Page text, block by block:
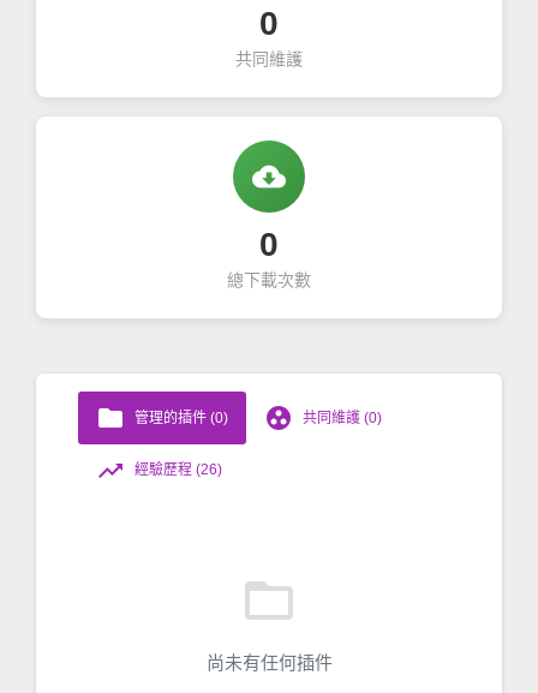
0
共同維護
cloud_download
0
總下載次數
folder 管理的插件 (0) group_work 共同維護 (0)
trending_up 經驗歷程 (26)
folder_open
尚未有任何插件